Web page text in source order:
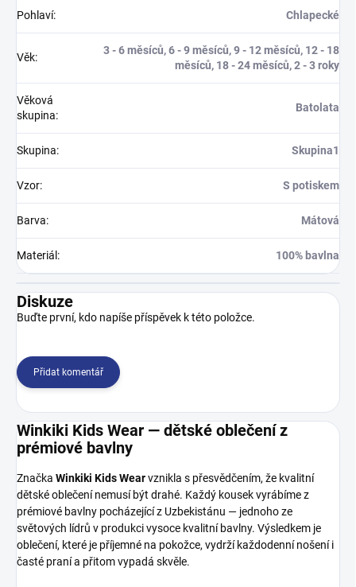
Pohlaví: Chlapecké
Věk:
3 - 6 měsíců, 6 - 9 měsíců, 9 - 12 měsíců, 12 - 18
měsíců, 18 - 24 měsíců, 2 - 3 roky
Věková
skupina:
Batolata
Skupina: Skupina1
Vzor: S potiskem
Barva: Mátová
Materiál : 100% bavlna
Diskuze
Buďte první, kdo napíše příspěvek k této položce.
Přidat komentář
Winkiki Kids Wear — dětské oblečení z
prémiové bavlny
Značka Winkiki Kids Wearvznikla s přesvědčením, že kvalitní
dětské oblečení nemusí být drahé. Každý kousek vyrábíme z
prémiové bavlny pocházející z Uzbekistánu — jednoho ze
světových lídrů v produkci vysoce kvalitní bavlny. Výsledkem je
oblečení, které je příjemné na pokožce, vydrží každodenní nošení i
časté praní a přitom vypadá skvěle.